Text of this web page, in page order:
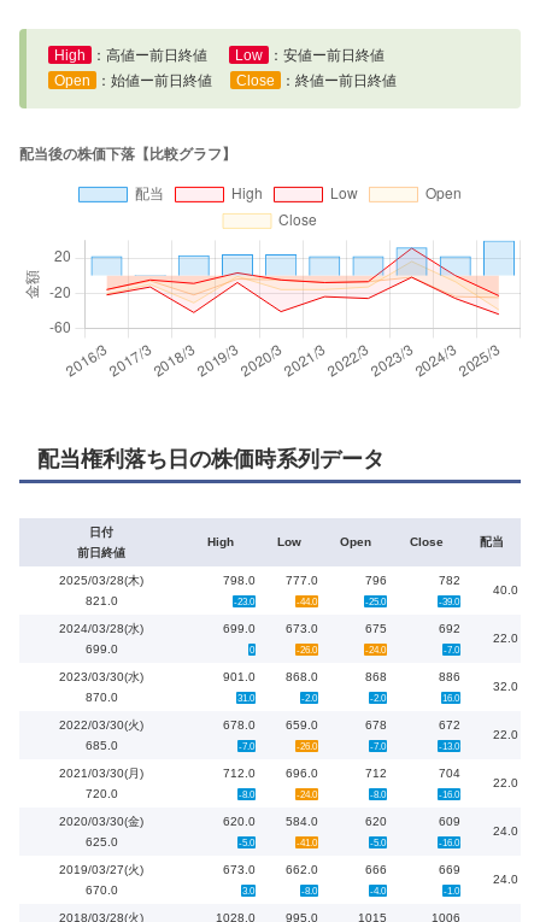
High ：高値ー前日終値 Low
：安値ー前日終値
Open
：始値ー前日終値 Close ：終値ー前日終値
配当権利落ち日の株価時系列データ
日付
前日終値
High Low Open Close 配当
2025/03/28(木)
821.0
798.0
-23.0
777.0
-44.0
796
-25.0
782
-39.0
40.0
2024/03/28(水)
699.0
699.0
0
673.0
-26.0
675
-24.0
692
-7.0
22.0
2023/03/30(水)
870.0
901.0
31.0
868.0
-2.0
868
-2.0
886
16.0
32.0
2022/03/30(火)
685.0
678.0
-7.0
659.0
-26.0
678
-7.0
672
-13.0
22.0
2021/03/30(月)
720.0
712.0
-8.0
696.0
-24.0
712
-8.0
704
-16.0
22.0
2020/03/30(金)
625.0
620.0
-5.0
584.0
-41.0
620
-5.0
609
-16.0
24.0
2019/03/27(火)
670.0
673.0
3.0
662.0
-8.0
666
-4.0
669
-1.0
24.0
2018/03/28(火) 1028.0 995.0 1015 1006